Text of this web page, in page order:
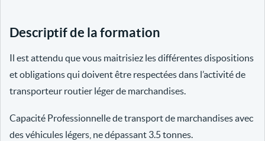
Descriptif de la formation
Il est attendu que vous maitrisiez les différentes dispositions
et obligations qui doivent être respectées dans l’activité de
transporteur routier léger de marchandises.
Capacité Professionnelle de transport de marchandises avec
des véhicules légers, ne dépassant 3.5 tonnes.